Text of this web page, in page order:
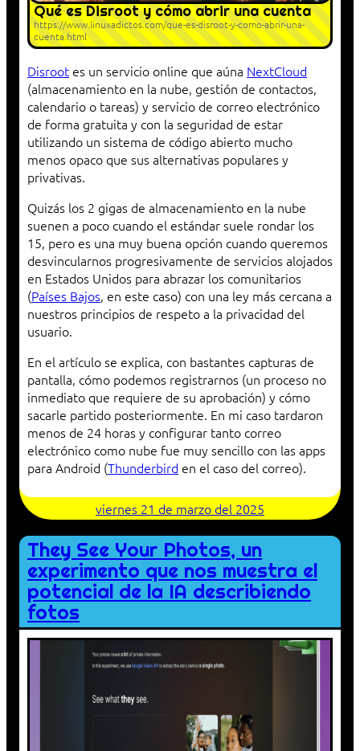
Qué es Disroot y cómo abrir una cuenta
https://www.linuxadictos.com/que-es-disroot-y-como-abrir-una-
cuenta.html
Disroot es un servicio online que aúna NextCloud
(almacenamiento en la nube, gestión de contactos,
calendario o tareas) y servicio de correo electrónico
de forma gratuita y con la seguridad de estar
utilizando un sistema de código abierto mucho
menos opaco que sus alternativas populares y
privativas.
Quizás los 2 gigas de almacenamiento en la nube
suenen a poco cuando el estándar suele rondar los
15, pero es una muy buena opción cuando queremos
desvincularnos progresivamente de servicios alojados
en Estados Unidos para abrazar los comunitarios
(Países Bajos, en este caso) con una ley más cercana a
nuestros principios de respeto a la privacidad del
usuario.
En el artículo se explica, con bastantes capturas de
pantalla, cómo podemos registrarnos (un proceso no
inmediato que requiere de su aprobación) y cómo
sacarle partido posteriormente. En mi caso tardaron
menos de 24 horas y configurar tanto correo
electrónico como nube fue muy sencillo con las apps
para Android (Thunderbird en el caso del correo).
viernes 21 de marzo del 2025
They See Your Photos, un
experimento que nos muestra el
potencial de la IA describiendo
fotos